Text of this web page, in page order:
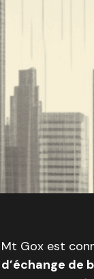
Mt Gox est
d’échange de